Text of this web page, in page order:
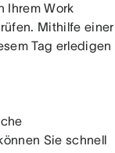
Ihrem Work
Mithilfe einer
Tag erledigen
Sie schnell